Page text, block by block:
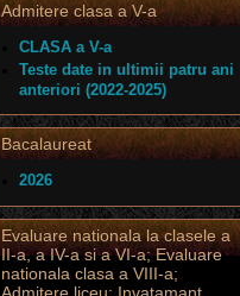
Admitere clasa a V-a
CLASA a V-a
Teste date in ultimii patru ani
anteriori (2022-2025)
Bacalaureat
2026
Evaluare nationala la clasele a
II-a, a IV-a si a VI-a; Evaluare
nationala clasa a VIII-a;